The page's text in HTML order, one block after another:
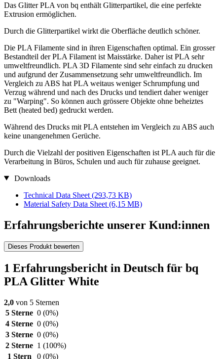
Das Glitter PLA von bq enthält Glitterpartikel, die eine perfekte
Extrusion ermöglichen.
Durch die Glitterpartikel wirkt die Oberfläche deutlich schöner.
Die PLA Filamente sind in ihren Eigenschaften optimal. Ein grosser
Bestandteil der PLA Filament ist Maisstärke. Daher ist PLA sehr
umweltfreundlich. PLA 3D Filamente sind sehr einfach zu drucken
und aufgrund der Zusammensetzung sehr umweltfreundlich. Im
Vergleich zu ABS hat PLA weitaus weniger Schrumpfung und
Verzug während und nach des Drucks und tendiert daher weniger
zu "Warping". So können auch grössere Objekte ohne beheiztes
Bett (heated bed) gedruckt werden.
Während des Drucks mit PLA entstehen im Vergleich zu ABS auch
keine unangenehmen Gerüche.
Durch die Vielzahl der positiven Eigenschaften ist PLA auch für die
Verarbeitung in Büros, Schulen und auch für zuhause geeignet.
Downloads
Technical Data Sheet (293,73 KB)
Material Safety Data Sheet (6,15 MB)
Erfahrungsberichte unserer Kund:innen
Dieses Produkt bewerten
1 Erfahrungsbericht in Deutsch für bq
PLA Glitter White
2,0 von 5 Sternen
5 Sterne 0 (0%)
4 Sterne 0 (0%)
3 Sterne 0 (0%)
2 Sterne 1 (100%)
1 Stern
0 (0%)